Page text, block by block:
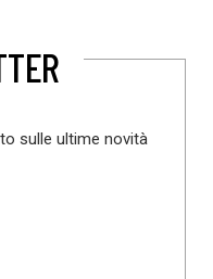
sulle ultime novità